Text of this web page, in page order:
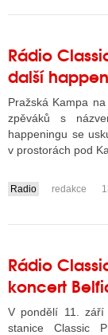
Rádio
další
Pražská Kampa
zpěváků s
happeningu se
v prostorách pod
....
Radio redakce
Rádio
koncert
V pondělí 11. září
stanice Classic